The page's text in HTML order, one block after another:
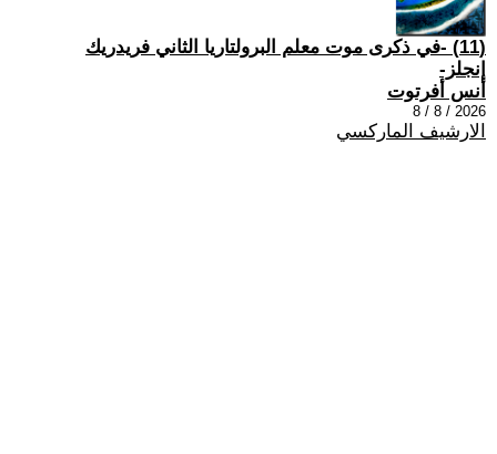
(11) -في ذكرى موت معلم البرولتاريا الثاني فريدريك
إنجلز-
أنس أفرتوت
2026 / 8 / 8
الارشيف الماركسي